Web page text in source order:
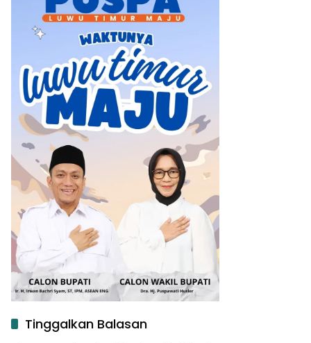
Tinggalkan Balasan